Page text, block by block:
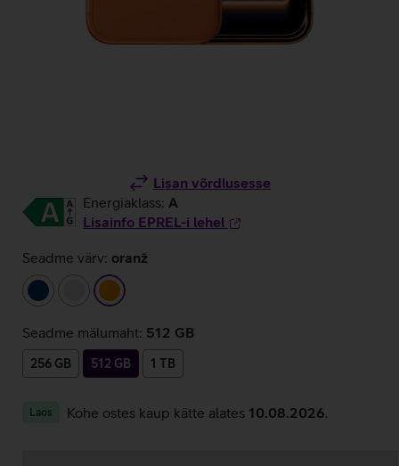
Lisan võrdlusesse
Energiaklass: A
Lisainfo EPREL-i lehel
Seadme värv: oranž
tumesininehõbedane
oranž
Seadme mälumaht: 512 GB
256 GB 512 GB 1 TB
Laos Kohe ostes kaup kätte alates 10.08.2026